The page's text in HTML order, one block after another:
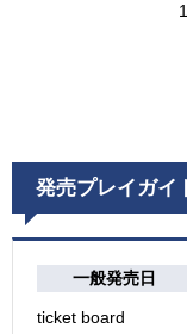
発売プレイガイ
一般発売日
ticket board